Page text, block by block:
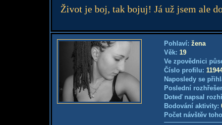
Život je boj, tak bojuj! Já už jsem ale
Pohlaví: žena
Věk: 19
Ve zpovědnici
Číslo profilu:
Naposledy se
Poslední
Doteď napsal
Bodování aktivity:
Počet návštěv